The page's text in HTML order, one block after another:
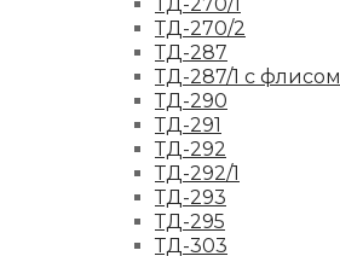
ТД-270/2
ТД-287
ТД-287/1 с флисом
ТД-290
ТД-291
ТД-292
ТД-292/1
ТД-293
ТД-295
ТД-303